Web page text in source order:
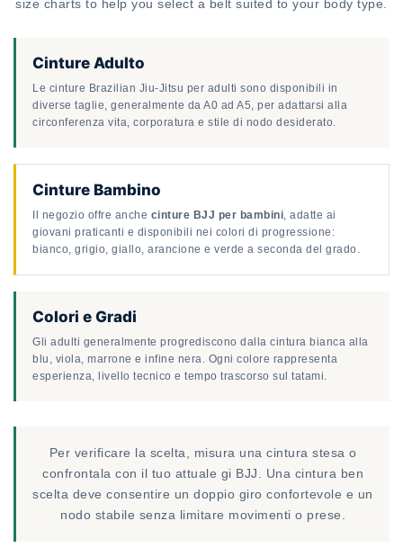
size charts to help you select a belt suited to your body type.
Cinture Adulto
Le cinture Brazilian Jiu-Jitsu per adulti sono disponibili in
diverse taglie, generalmente da A0 ad A5, per adattarsi alla
circonferenza vita, corporatura e stile di nodo desiderato.
Cinture Bambino
Il negozio offre anche cinture BJJ per bambini , adatte ai
giovani praticanti e disponibili nei colori di progressione:
bianco, grigio, giallo, arancione e verde a seconda del grado.
Colori e Gradi
Gli adulti generalmente progrediscono dalla cintura bianca alla
blu, viola, marrone e infine nera. Ogni colore rappresenta
esperienza, livello tecnico e tempo trascorso sul tatami.
Per verificare la scelta, misura una cintura stesa o
confrontala con il tuo attuale gi BJJ. Una cintura ben
scelta deve consentire un doppio giro confortevole e un
nodo stabile senza limitare movimenti o prese.